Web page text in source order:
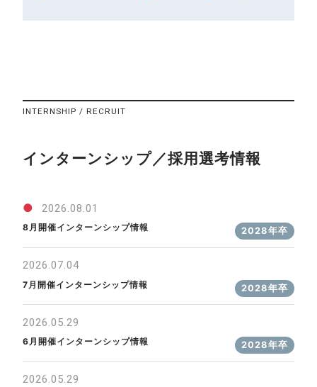
INTERNSHIP / RECRUIT
インターンシップ／採用選考情報
● 2026.08.01
8月開催インターンシップ情報 2028年卒
2026.07.04
7月開催インターンシップ情報 2028年卒
2026.05.29
6月開催インターンシップ情報 2028年卒
2026.05.29